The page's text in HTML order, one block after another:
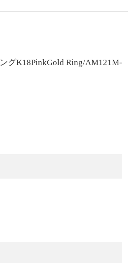
グK18PinkGold Ring/AM121M-